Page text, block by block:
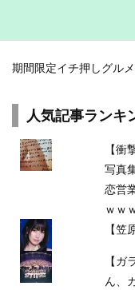
期間限定イチ押しグル
人気記事ランキ
【
写真
恋営
ｗｗ
【
【
ん、